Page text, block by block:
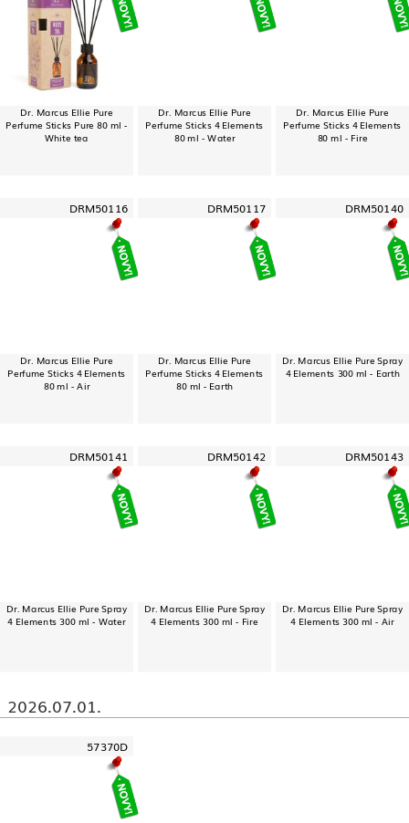
Dr. Marcus Ellie Pure
Perfume Sticks Pure 80 ml -
White tea
Dr. Marcus Ellie Pure
Perfume Sticks 4 Elements
80 ml - Water
Dr. Marcus Ellie Pure
Perfume Sticks 4 Elements
80 ml - Fire
DRM50116
Dr. Marcus Ellie Pure
Perfume Sticks 4 Elements
80 ml - Air
DRM50117
Dr. Marcus Ellie Pure
Perfume Sticks 4 Elements
80 ml - Earth
DRM50140
Dr. Marcus Ellie Pure Spray
4 Elements 300 ml - Earth
DRM50141
Dr. Marcus Ellie Pure Spray
4 Elements 300 ml - Water
DRM50142
Dr. Marcus Ellie Pure Spray
4 Elements 300 ml - Fire
DRM50143
Dr. Marcus Ellie Pure Spray
4 Elements 300 ml - Air
2026.07.01.
57370D